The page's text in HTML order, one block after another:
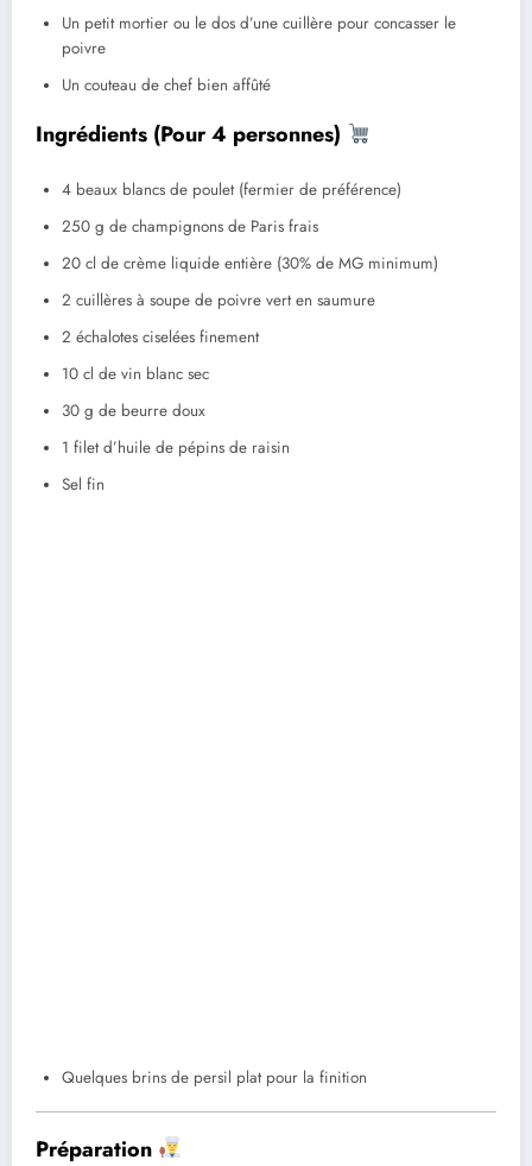
Un petit mortier ou le dos d’une cuillère pour concasser le
poivre
Un couteau de chef bien affûté
Ingrédients (Pour 4 personnes)
4 beaux blancs de poulet (fermier de préférence)
250 g de champignons de Paris frais
20 cl de crème liquide entière (30% de MG minimum)
2 cuillères à soupe de poivre vert en saumure
2 échalotes ciselées finement
10 cl de vin blanc sec
30 g de beurre doux
1 filet d’huile de pépins de raisin
Sel fin
Quelques brins de persil plat pour la finition
Préparation